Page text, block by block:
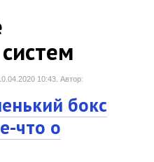
10:43. Автор:
бокс
что о